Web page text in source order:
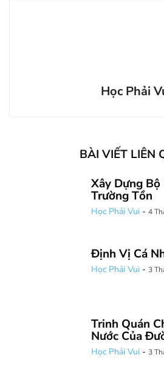
Học Phải
BÀI VIẾT LIÊN
Xây Dựng
Trường Tồn
Học Phải Vui - 4
Định Vị Cá
Học Phải Vui - 3
Trinh Quán
Nước Của
Học Phải Vui - 3